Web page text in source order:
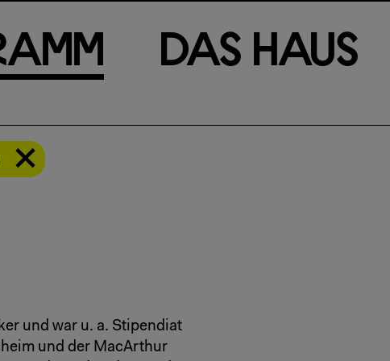
am m Das Haus
und war u. a. Stipendiat
und der MacArthur